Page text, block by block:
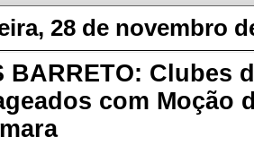
28 de novembro
BARRETO: Clubes
com Moção